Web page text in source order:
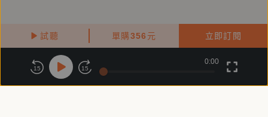
試聽 單購356 元 立即訂閱
陳又津（小說家）
黃崇凱（小說家）
張文薰（臺大臺文所副教授）
關於鏡好聽
商務合作 付費條款 會員條款
15 15
0:00